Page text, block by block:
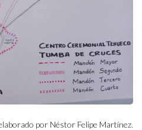
por Néstor Felipe Martínez.